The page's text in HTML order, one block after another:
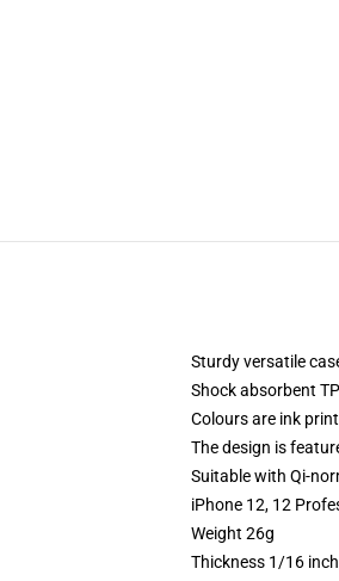
Sturdy versatile
Shock absorbent
Colours are ink
The design is
Suitable with Qi-
iPhone 12, 12
Weight 26g
Thickness 1/16